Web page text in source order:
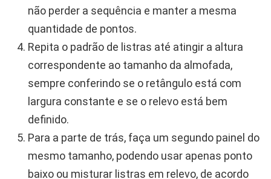
não perder a sequência e manter a mesma
quantidade de pontos.
Repita o padrão de listras até atingir a altura
correspondente ao tamanho da almofada,
sempre conferindo se o retângulo está com
largura constante e se o relevo está bem
definido.
Para a parte de trás, faça um segundo painel do
mesmo tamanho, podendo usar apenas ponto
baixo ou misturar listras em relevo, de acordo